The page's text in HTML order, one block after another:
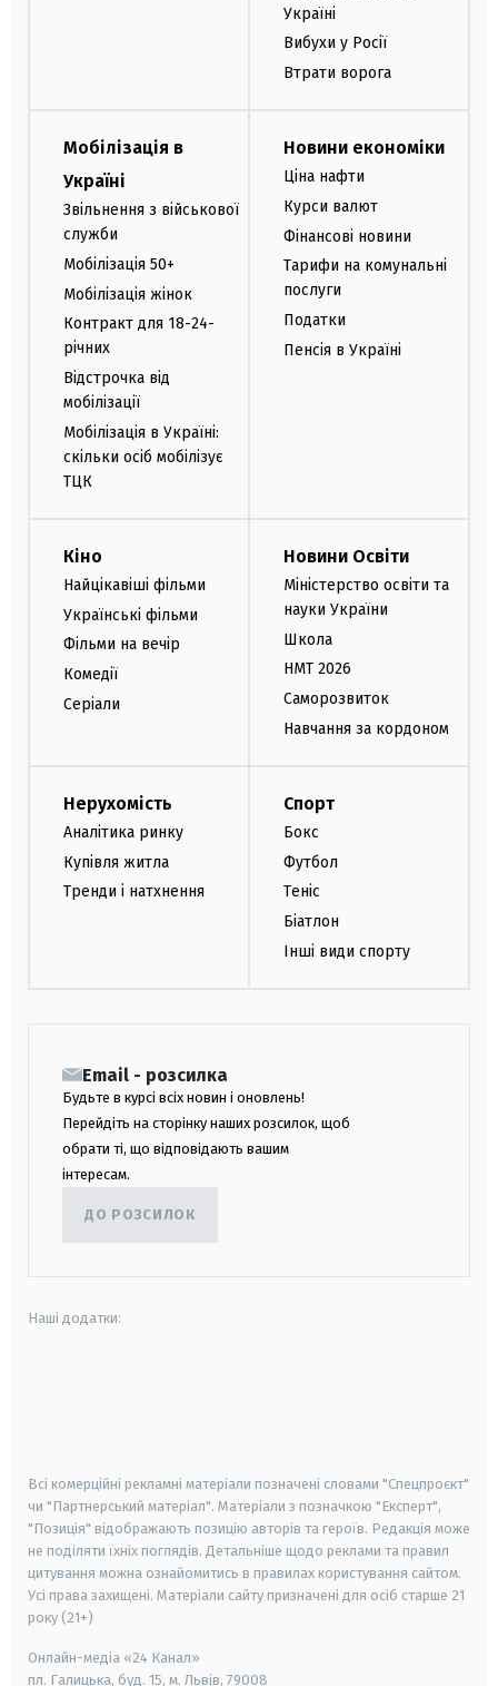
Україні
Вибухи у Росії
Втрати ворога
Мобілізація в
Україні
Звільнення з військової
служби
Мобілізація 50+
Мобілізація жінок
Контракт для 18-24-
річних
Відстрочка від
мобілізації
Мобілізація в Україні:
скільки осіб мобілізує
ТЦК
Новини економіки
Ціна нафти
Курси валют
Фінансові новини
Тарифи на комунальні
послуги
Податки
Пенсія в Україні
Кіно
Найцікавіші фільми
Українські фільми
Фільми на вечір
Комедії
Серіали
Новини Освіти
Міністерство освіти та
науки України
Школа
НМТ 2026
Саморозвиток
Навчання за кордоном
Нерухомість
Аналітика ринку
Купівля житла
Тренди і натхнення
Спорт
Бокс
Футбол
Теніс
Біатлон
Інші види спорту
Email - розсилка
Будьте в курсі всіх новин і оновлень!
Перейдіть на сторінку наших розсилок, щоб
обрати ті, що відповідають вашим
інтересам.
ДО РОЗСИЛОК
Наші додатки:
Всі комерційні рекламні матеріали позначені словами "Спецпроєкт"
чи "Партнерський матеріал". Матеріали з позначкою "Експерт",
"Позиція" відображають позицію авторів та героїв. Редакція може
не поділяти їхніх поглядів. Детальніше щодо реклами та правил
цитування можна ознайомитись в правилах користування сайтом.
Усі права захищені. Матеріали сайту призначені для осіб старше 21
року (21+)
Онлайн-медіа «24 Канал»
пл. Галицька, буд. 15, м. Львів, 79008